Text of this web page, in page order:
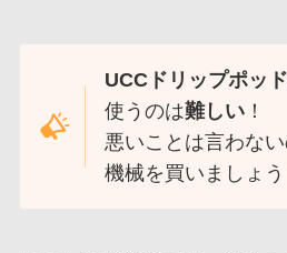
UCCドリップポッド
使うのは難しい ！
悪いことは言わな
機械を買いましょう